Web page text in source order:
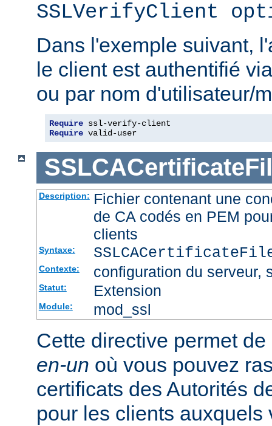
SSLVerifyClient
Dans l'exemple suivant,
le client est authentifié
ou par nom d'utilisateur/
Require ssl-verify-client
Require valid-user
Description: Fichier contenant une
de CA codés en PEM
clients
Syntaxe:
Contexte: configuration du serveur,
Statut: Extension
Module: mod_ssl
Cette directive permet
en-un où vous pouvez
certificats des Autorités
pour les clients auxquels